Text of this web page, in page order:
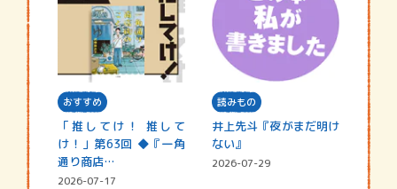
おすすめ
「推してけ！ 推して
け！」第63回 ◆『一角
通り商店…
2026-07-17
読みもの
井上先斗『夜がまだ明け
ない』
2026-07-29